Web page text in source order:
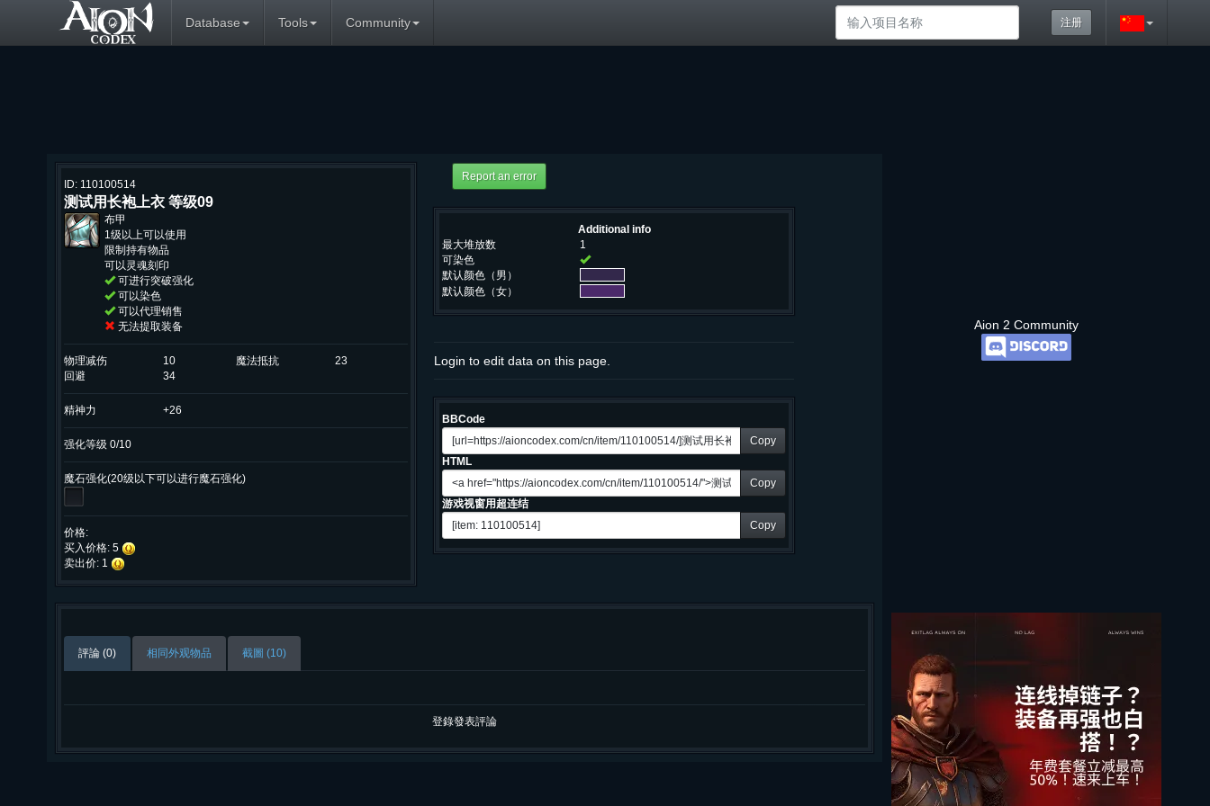
Database Tools Community 注册
Aion 2 Community
ID: 110100514
测试用长袍上衣 等级09
布甲
1级以上可以使用
限制持有物品
可以灵魂刻印
可进行突破强化
可以染色
可以代理销售
无法提取装备
物理减伤 10 魔法抵抗
23
回避
34
精神力 +26
强化等级 0/10
魔石强化(20级以下可以进行魔石强化)
价格:
买入价格: 5
卖出价: 1
Additional info
最大堆放数
1
可染色
默认颜色（男）
默认颜色（女）
Login to edit data on this page.
BBCode
Copy
HTML
Copy
游戏视窗用超连结
Copy
評論 (0) 相同外观物品 截圖 (10)
登錄發表評論